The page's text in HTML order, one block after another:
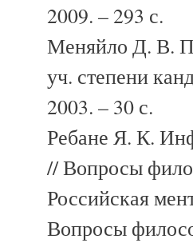
2009. – 293 с.
Меняйло Д. В.
уч. степени
2003. – 30 с.
Ребане Я. К.
// Вопросы
Российская
Вопросы